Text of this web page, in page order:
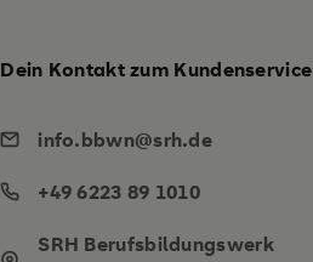
Dein Kontakt zum Kundenservice
info.bbwn@srh.de
+49 6223 89 1010
SRH Berufsbildungswerk